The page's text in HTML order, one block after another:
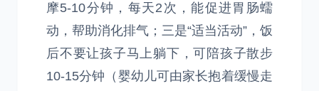
摩5-10分钟，每天2次，能促进胃肠蠕
动，帮助消化排气；三是“适当活动”，饭
后不要让孩子马上躺下，可陪孩子散步
10-15分钟（婴幼儿可由家长抱着缓慢走